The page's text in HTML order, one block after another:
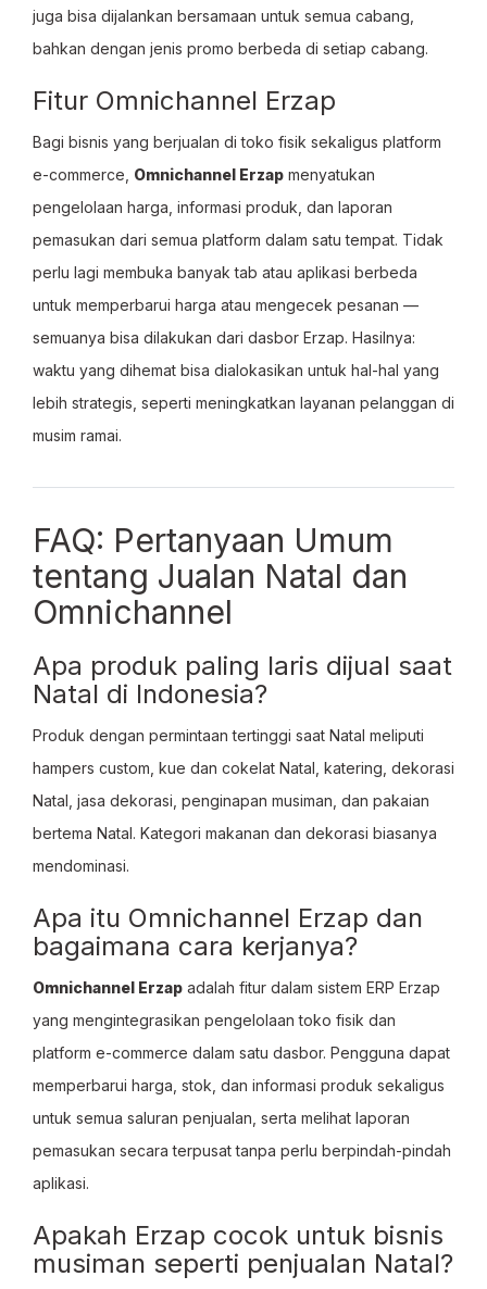
juga bisa dijalankan bersamaan untuk semua cabang,
bahkan dengan jenis promo berbeda di setiap cabang.
Fitur Omnichannel Erzap
Bagi bisnis yang berjualan di toko fisik sekaligus platform
e-commerce, Omnichannel Erzap menyatukan
pengelolaan harga, informasi produk, dan laporan
pemasukan dari semua platform dalam satu tempat. Tidak
perlu lagi membuka banyak tab atau aplikasi berbeda
untuk memperbarui harga atau mengecek pesanan —
semuanya bisa dilakukan dari dasbor Erzap. Hasilnya:
waktu yang dihemat bisa dialokasikan untuk hal-hal yang
lebih strategis, seperti meningkatkan layanan pelanggan di
musim ramai.
FAQ: Pertanyaan Umum
tentang Jualan Natal dan
Omnichannel
Apa produk paling laris dijual saat
Natal di Indonesia?
Produk dengan permintaan tertinggi saat Natal meliputi
hampers custom, kue dan cokelat Natal, katering, dekorasi
Natal, jasa dekorasi, penginapan musiman, dan pakaian
bertema Natal. Kategori makanan dan dekorasi biasanya
mendominasi.
Apa itu Omnichannel Erzap dan
bagaimana cara kerjanya?
Omnichannel Erzap adalah fitur dalam sistem ERP Erzap
yang mengintegrasikan pengelolaan toko fisik dan
platform e-commerce dalam satu dasbor. Pengguna dapat
memperbarui harga, stok, dan informasi produk sekaligus
untuk semua saluran penjualan, serta melihat laporan
pemasukan secara terpusat tanpa perlu berpindah-pindah
aplikasi.
Apakah Erzap cocok untuk bisnis
musiman seperti penjualan Natal?